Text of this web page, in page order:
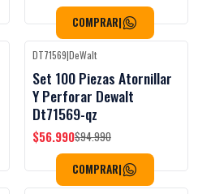
COMPRAR|
-40%OFF
DT71569|DeWalt
Set 100 Piezas Atornillar
Y Perforar Dewalt
Dt71569-qz
$56.990$94.990
COMPRAR|